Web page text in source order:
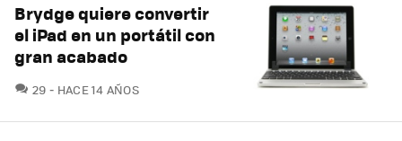
Brydge quiere convertir
el iPad en un portátil con
gran acabado
29 COMENTARIOS
HACE 14 AÑOS